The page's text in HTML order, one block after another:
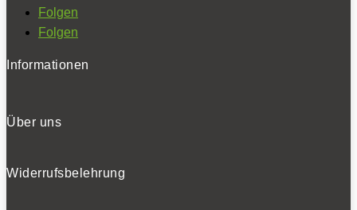
Folgen
Folgen
Informationen
Über uns
Widerrufsbelehrung